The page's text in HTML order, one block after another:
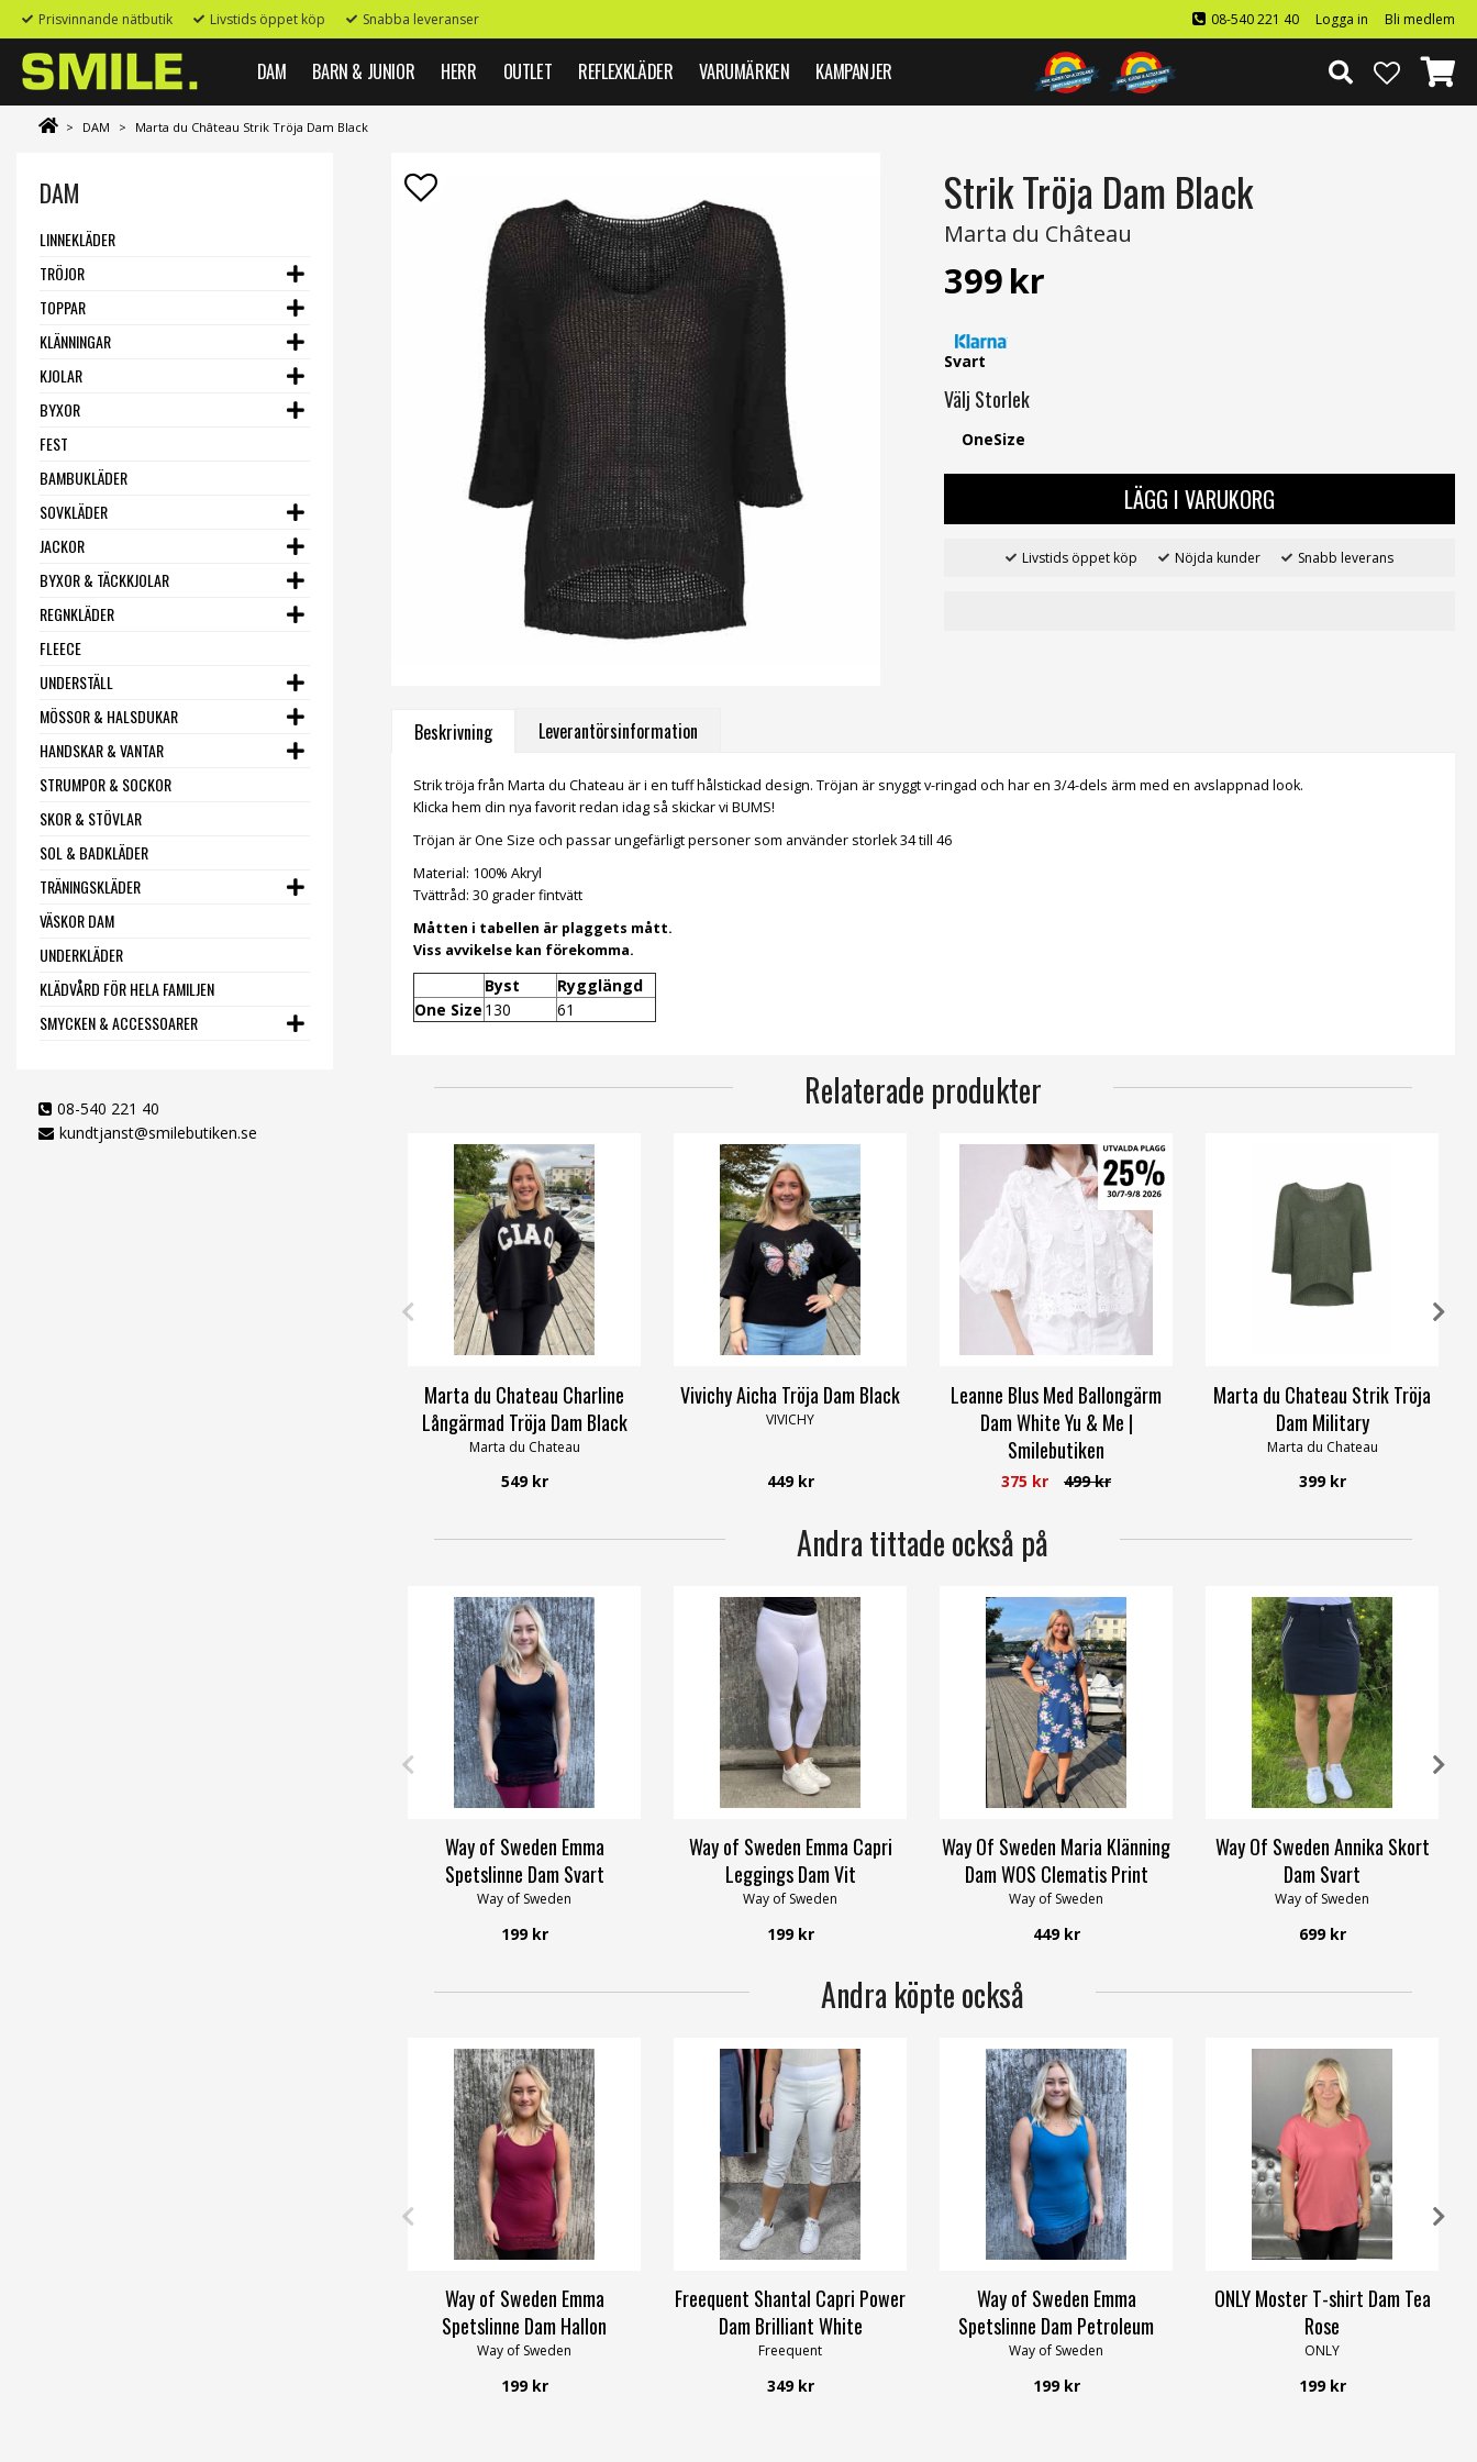
Prisvinnande nätbutik Livstids öppet köp Snabba leveranser 08-540 221 40 Logga in Bli medlem
DAM BARN & JUNIOR HERR OUTLET REFLEXKLÄDER VARUMÄRKEN KAMPANJER
> DAM > Marta du Château Strik Tröja Dam Black
DAM
LINNEKLÄDER
TRÖJOR
TOPPAR
KLÄNNINGAR
KJOLAR
BYXOR
FEST
BAMBUKLÄDER
SOVKLÄDER
JACKOR
BYXOR & TÄCKKJOLAR
REGNKLÄDER
FLEECE
UNDERSTÄLL
MÖSSOR & HALSDUKAR
HANDSKAR & VANTAR
STRUMPOR & SOCKOR
SKOR & STÖVLAR
SOL & BADKLÄDER
TRÄNINGSKLÄDER
VÄSKOR DAM
UNDERKLÄDER
KLÄDVÅRD FÖR HELA FAMILJEN
SMYCKEN & ACCESSOARER
08-540 221 40
kundtjanst@smilebutiken.se
Strik Tröja Dam Black
Marta du Château
399kr
Svart
Välj Storlek
OneSize
LÄGG I VARUKORG
Livstids öppet köp Nöjda kunder Snabb leverans
Beskrivning Leverantörsinformation
Strik tröja från Marta du Chateau är i en tuff hålstickad design. Tröjan är snyggt v-ringad och har en 3/4-dels ärm med en avslappnad look.
Klicka hem din nya favorit redan idag så skickar vi BUMS!
Tröjan är One Size och passar ungefärligt personer som använder storlek 34 till 46
Material: 100% Akryl
Tvättråd: 30 grader fintvätt
Måtten i tabellen är plaggets mått.
Viss avvikelse kan förekomma.
Byst
Rygglängd
One Size 130 61
Relaterade produkter
Marta du Chateau Charline
Långärmad Tröja Dam Black
Marta du Chateau
549 kr
Vivichy Aicha Tröja Dam Black
VIVICHY
449 kr
Leanne Blus Med Ballongärm
Dam White Yu & Me |
Smilebutiken
Caramelle Fashion
375 kr 499 kr
Marta du Chateau Strik Tröja
Dam Military
Marta du Chateau
399 kr
Andra tittade också på
Way of Sweden Emma
Spetslinne Dam Svart
Way of Sweden
199 kr
Way of Sweden Emma Capri
Leggings Dam Vit
Way of Sweden
199 kr
Way Of Sweden Maria Klänning
Dam WOS Clematis Print
Way of Sweden
449 kr
Way Of Sweden Annika Skort
Dam Svart
Way of Sweden
699 kr
Andra köpte också
Way of Sweden Emma
Spetslinne Dam Hallon
Way of Sweden
199 kr
Freequent Shantal Capri Power
Dam Brilliant White
Freequent
349 kr
Way of Sweden Emma
Spetslinne Dam Petroleum
Way of Sweden
199 kr
ONLY Moster T-shirt Dam Tea
Rose
ONLY
199 kr